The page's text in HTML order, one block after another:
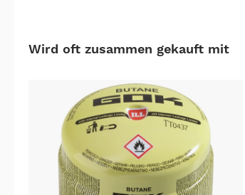
Wird oft zusammen gekauft mit